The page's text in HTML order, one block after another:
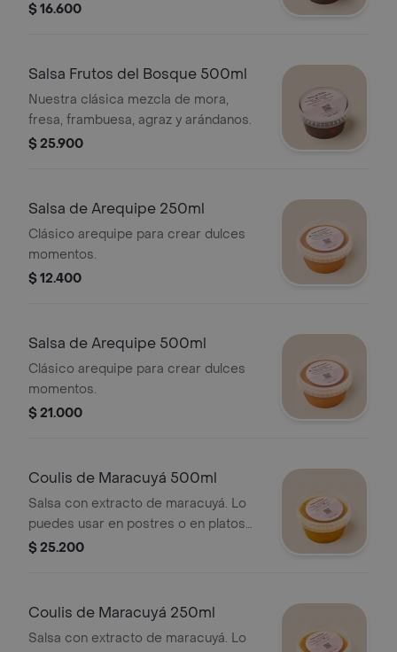
$ 16.600
Salsa Frutos del Bosque 500ml
Nuestra clásica mezcla de mora,
fresa, frambuesa, agraz y arándanos.
$ 25.900
Salsa de Arequipe 250ml
Clásico arequipe para crear dulces
momentos.
$ 12.400
Salsa de Arequipe 500ml
Clásico arequipe para crear dulces
momentos.
$ 21.000
Coulis de Maracuyá 500ml
Salsa con extracto de maracuyá. Lo
puedes usar en postres o en platos
agridulces.
$ 25.200
Coulis de Maracuyá 250ml
Salsa con extracto de maracuyá. Lo